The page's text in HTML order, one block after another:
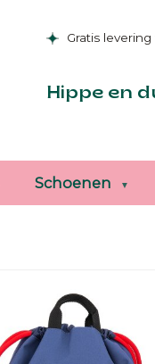
Gratis
Hippe en
Schoenen